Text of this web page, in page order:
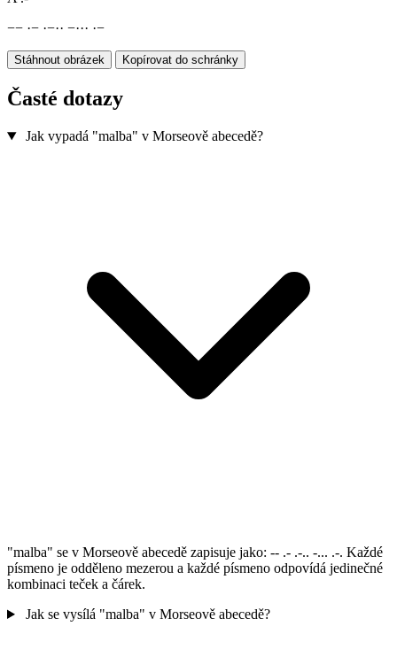
−− ·− ·−·· −··· ·−
Stáhnout obrázek Kopírovat do schránky
Časté dotazy
Jak vypadá "malba" v Morseově abecedě?
"malba" se v Morseově abecedě zapisuje jako: -- .- .-.. -... .-. Každé
písmeno je odděleno mezerou a každé písmeno odpovídá jedinečné
kombinaci teček a čárek.
Jak se vysílá "malba" v Morseově abecedě?